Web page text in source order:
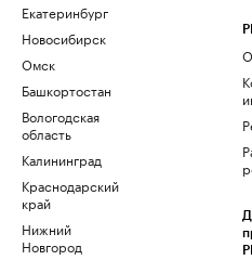
Екатеринбург
Новосибирск
Омск
Башкортостан
Вологодская
область
Калининград
Краснодарский
край
Нижний
Новгород